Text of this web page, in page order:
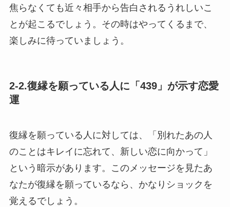
焦らなくても近々相手から告白されるうれしいこ
とが起こるでしょう。その時はやってくるまで、
楽しみに待っていましょう。
2-2.復縁を願っている人に「439」が示す恋愛
運
復縁を願っている人に対しては、「別れたあの人
のことはキレイに忘れて、新しい恋に向かって」
という暗示があります。このメッセージを見たあ
なたが復縁を願っているなら、かなりショックを
覚えるでしょう。